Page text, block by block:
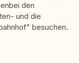
den
und die
besuchen.